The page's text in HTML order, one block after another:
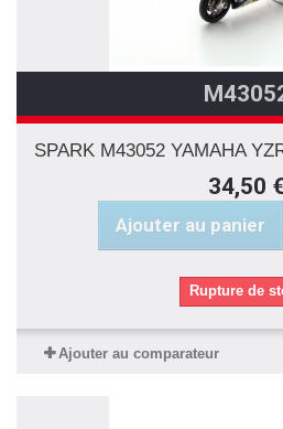
SPARK M43052 YAMAHA
34,50
Ajouter au panier
Rupture de
Ajouter au comparateur